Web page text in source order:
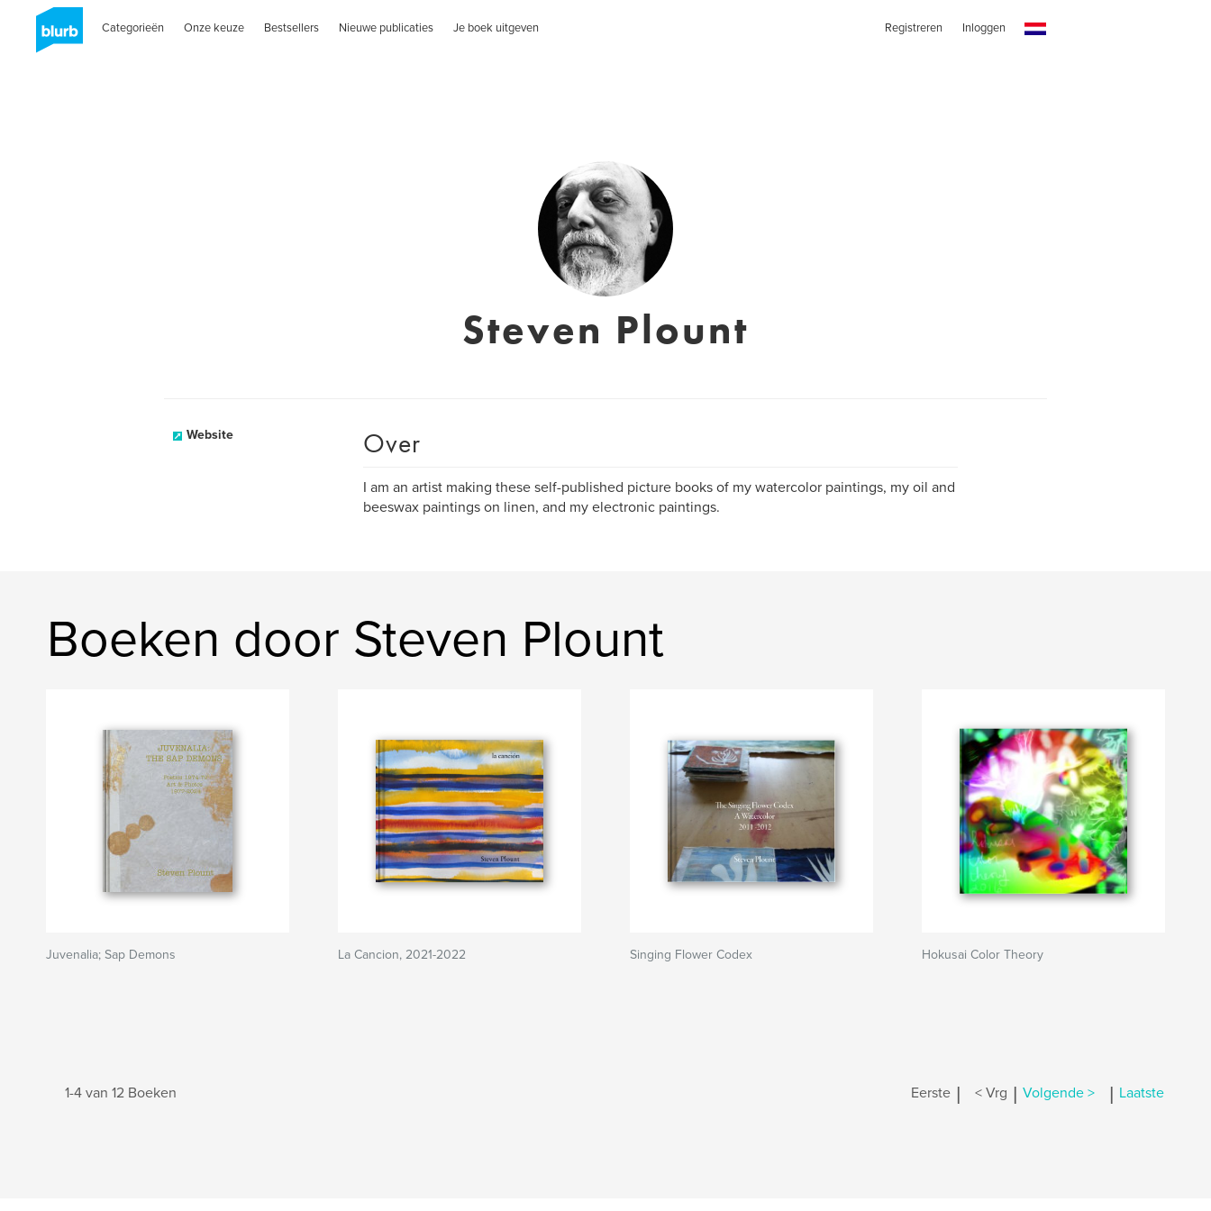
Categorieën Onze keuze Bestsellers Nieuwe publicaties Je boek uitgeven Registreren Inloggen
Steven Plount
Website Over
I am an artist making these self-published picture books of my watercolor paintings, my oil and
beeswax paintings on linen, and my electronic paintings.
Boeken door Steven Plount
Juvenalia; Sap Demons La Cancion, 2021-2022 Singing Flower Codex Hokusai Color Theory
1-4 van 12 Boeken Eerste | < Vrg | Volgende > | Laatste